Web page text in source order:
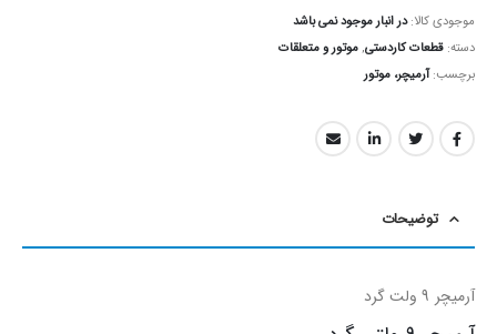
موجودی کالا:در انبار موجود نمی باشد
دسته: قطعات کاردستی,موتور و متعلقات
برچسب:آرمیچر، موتور
توضیحات
آرمیچر 9 ولت گرد